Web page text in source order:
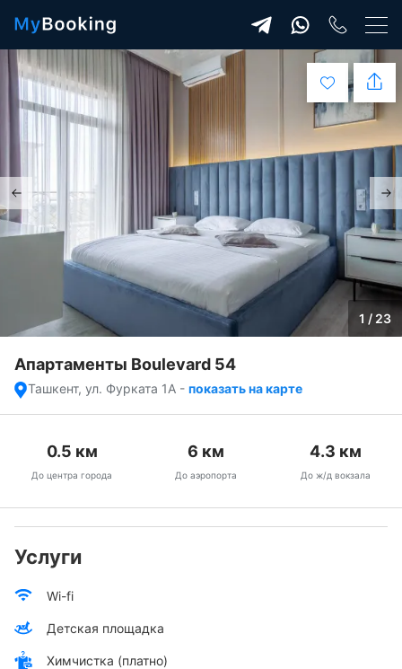
1 / 23
Апартаменты Boulevard 54
Ташкент, ул. Фурката 1А - показать на карте
0.5 км
До центра города
6 км
До аэропорта
4.3 км
До ж/д вокзала
Услуги
Wi-fi
Детская площадка
Химчистка (платно)